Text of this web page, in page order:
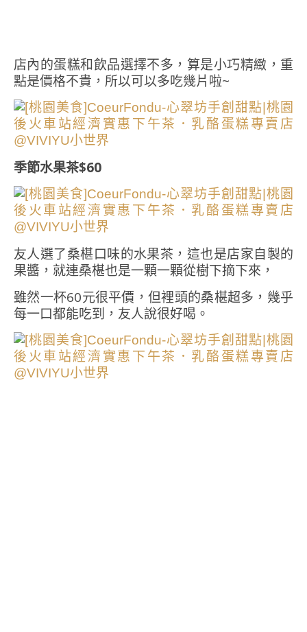
店內的蛋糕和飲品選擇不多，算是小巧精緻，重
點是價格不貴，所以可以多吃幾片啦~
季節水果茶$60
友人選了桑椹口味的水果茶，這也是店家自製的
果醬，就連桑椹也是一顆一顆從樹下摘下來，
雖然一杯60元很平價，但裡頭的桑椹超多，幾乎
每一口都能吃到，友人說很好喝。